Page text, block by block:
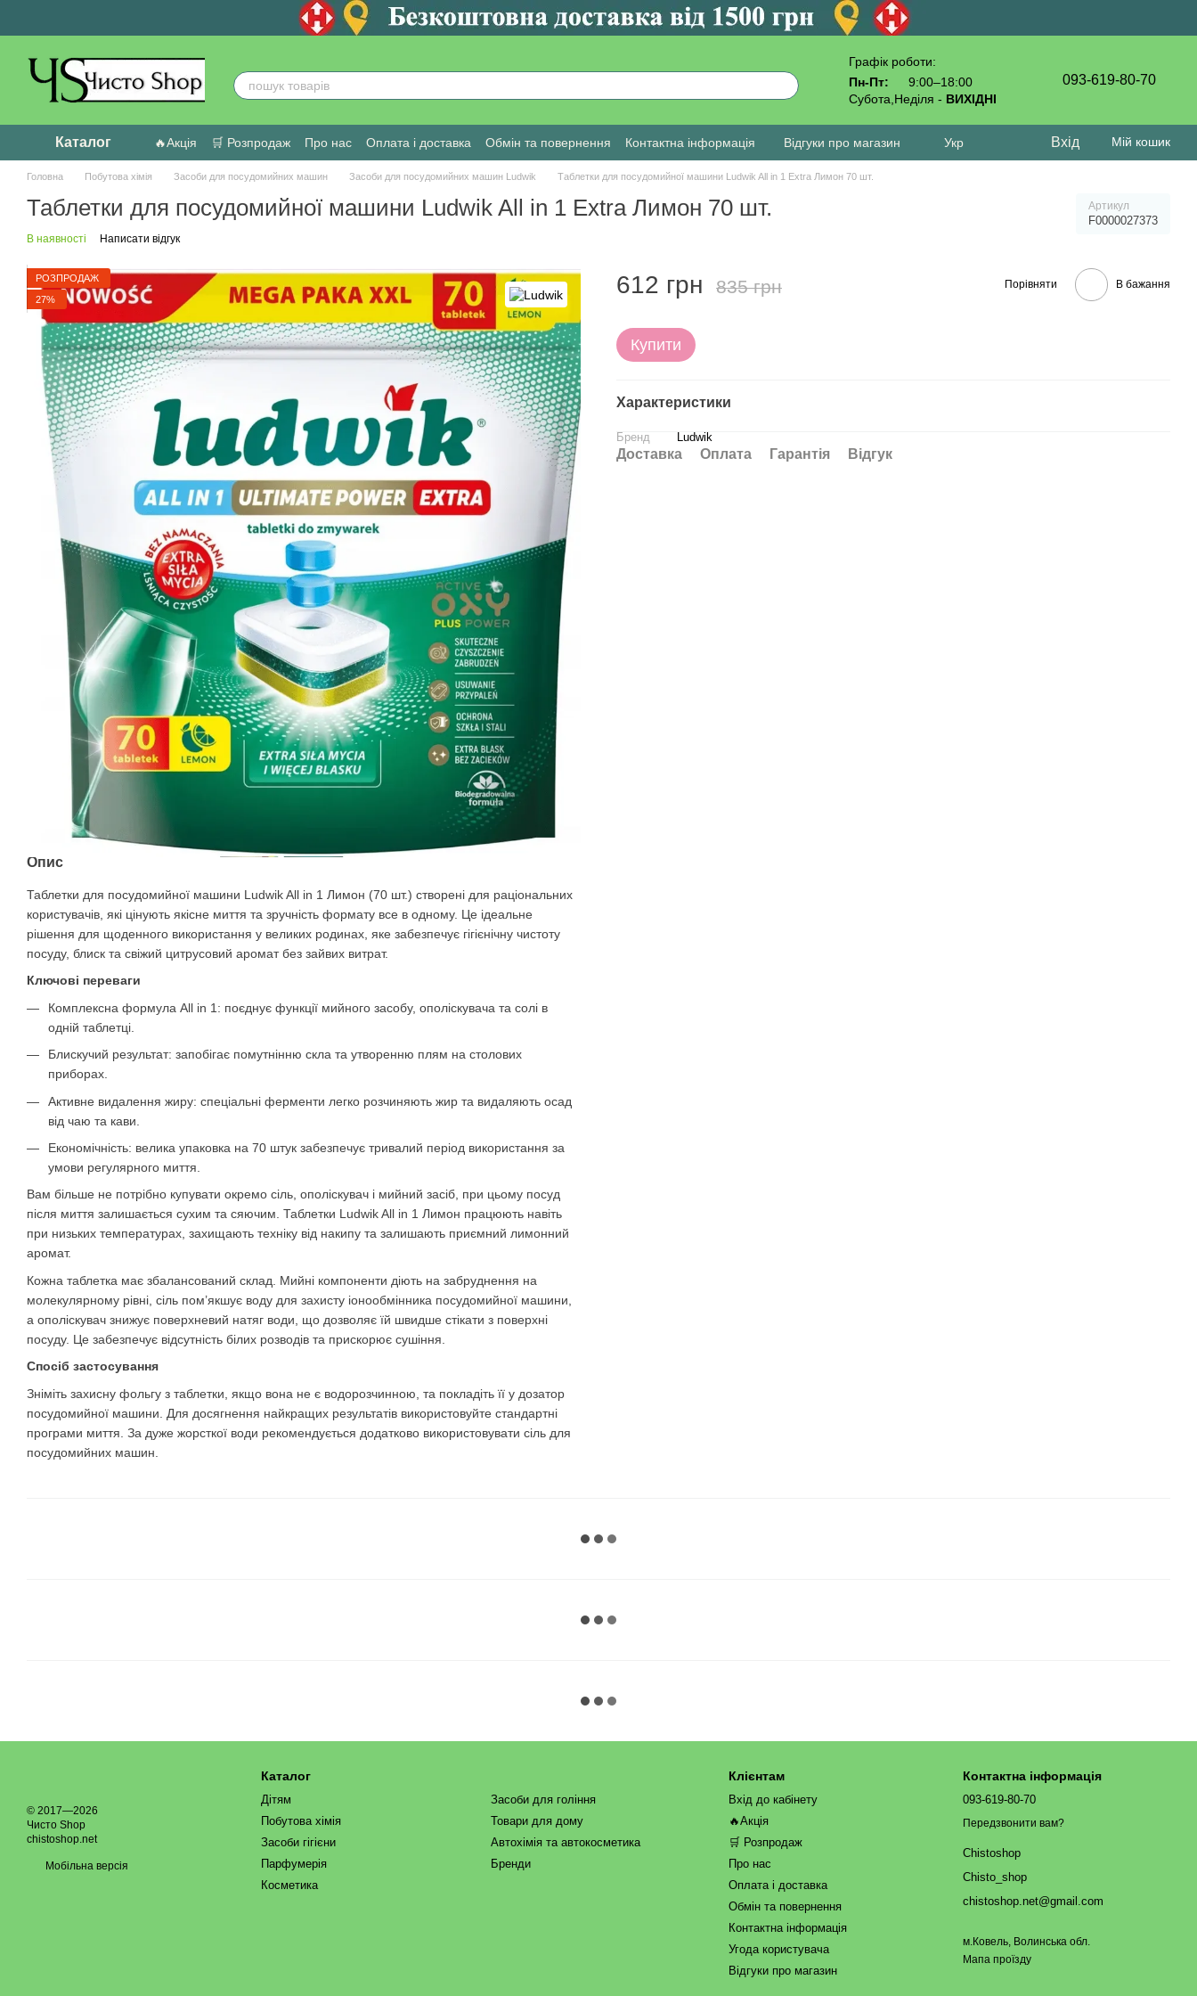
Графік роботи:
Пн-Пт:
9:00–18:00
Субота,Неділя - ВИХІДНІ
093-619-80-70
Каталог 🔥Акція 🛒 Розпродаж Про нас Оплата і доставка Обмін та повернення Контактна інформація Відгуки про магазин Укр Вхід Мій кошик
Головна Побутова хімія Засоби для посудомийних машин Засоби для посудомийних машин Ludwik Таблетки для посудомийної машини Ludwik All in 1 Extra Лимон 70 шт.
Таблетки для посудомийної машини Ludwik All in 1 Extra Лимон 70 шт. Артикул
F0000027373
В наявності Написати відгук
РОЗПРОДАЖ
27%
Опис
Таблетки для посудомийної машини Ludwik All in 1 Лимон (70 шт.) створені для раціональних
користувачів, які цінують якісне миття та зручність формату все в одному. Це ідеальне
рішення для щоденного використання у великих родинах, яке забезпечує гігієнічну чистоту
посуду, блиск та свіжий цитрусовий аромат без зайвих витрат.
Ключові переваги
Комплексна формула All in 1: поєднує функції мийного засобу, ополіскувача та солі в
одній таблетці.
Блискучий результат: запобігає помутнінню скла та утворенню плям на столових
приборах.
Активне видалення жиру: спеціальні ферменти легко розчиняють жир та видаляють осад
від чаю та кави.
Економічність: велика упаковка на 70 штук забезпечує тривалий період використання за
умови регулярного миття.
Вам більше не потрібно купувати окремо сіль, ополіскувач і мийний засіб, при цьому посуд
після миття залишається сухим та сяючим. Таблетки Ludwik All in 1 Лимон працюють навіть
при низьких температурах, захищають техніку від накипу та залишають приємний лимонний
аромат.
Кожна таблетка має збалансований склад. Мийні компоненти діють на забруднення на
молекулярному рівні, сіль пом’якшує воду для захисту іонообмінника посудомийної машини,
а ополіскувач знижує поверхневий натяг води, що дозволяє їй швидше стікати з поверхні
посуду. Це забезпечує відсутність білих розводів та прискорює сушіння.
Спосіб застосування
Зніміть захисну фольгу з таблетки, якщо вона не є водорозчинною, та покладіть її у дозатор
посудомийної машини. Для досягнення найкращих результатів використовуйте стандартні
програми миття. За дуже жорсткої води рекомендується додатково використовувати сіль для
посудомийних машин.
612 грн 835 грн Порівняти В бажання
Купити
Характеристики
Бренд Ludwik
Доставка Оплата Гарантія Відгук
© 2017—2026
Чисто Shop
chistoshop.net
Мобільна версія
Каталог
Дітям
Побутова хімія
Засоби гігієни
Парфумерія
Косметика
Засоби для гоління
Товари для дому
Автохімія та автокосметика
Бренди
Клієнтам
Вхід до кабінету
🔥Акція
🛒 Розпродаж
Про нас
Оплата і доставка
Обмін та повернення
Контактна інформація
Угода користувача
Відгуки про магазин
Контактна інформація
093-619-80-70
Передзвонити вам?
Chistoshop
Chisto_shop
chistoshop.net@gmail.com
м.Ковель, Волинська обл.
Мапа проїзду